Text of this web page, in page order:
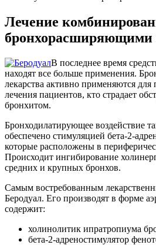
Лечение
бронхорасширяющими
В последнее время
находят все больше применения.
лекарства активно применяются для
лечения пациентов, кто страдает
бронхитом.
Бронходилатирующее воздействие
обеспечено стимуляцией бета-2-
которые расположены в
Происходит ингибирование
средних и крупных бронхов.
Самым востребованным
Беродуал. Его производят в форме
содержит:
холинолитик ипратропиума
бета-2-адреностимулятор